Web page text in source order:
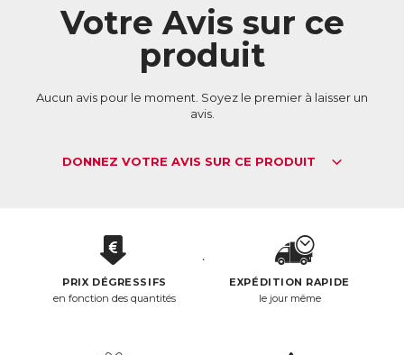
Votre Avis sur ce
produit
Aucun avis pour le moment. Soyez le premier à laisser un
avis.
DONNEZ VOTRE AVIS SUR CE PRODUIT
PRIX DÉGRESSIFS
en fonction des quantités
EXPÉDITION RAPIDE
le jour même